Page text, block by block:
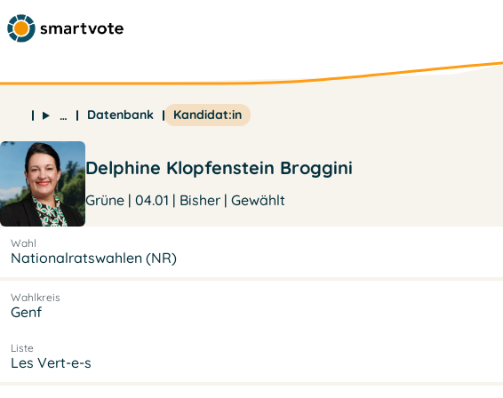
… Datenbank Kandidat:in
Delphine Klopfenstein Broggini
Grüne | 04.01 | Bisher | Gewählt
Wahl
Nationalratswahlen (NR)
Wahlkreis
Genf
Liste
Les Vert-e-s